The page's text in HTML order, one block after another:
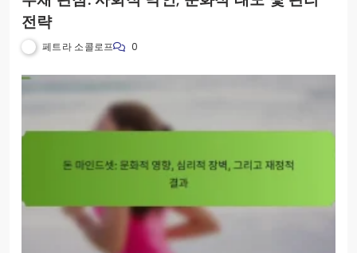
전략
페트라 소콜로프 0